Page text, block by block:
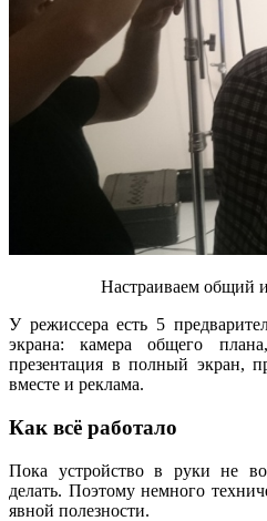
Настраиваем общий
У режиссера есть 5
экрана: камера общего
презентация в полный экран,
вместе и реклама.
Как всё работало
Пока устройство в руки не
делать. Поэтому немного
явной полезности.